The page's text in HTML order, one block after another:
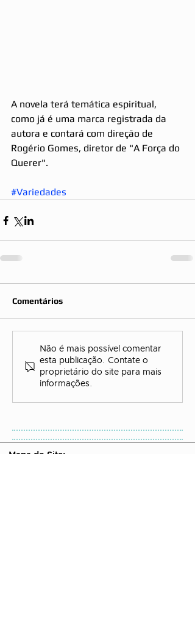
A novela terá temática espiritual,
como já é uma marca registrada da
autora e contará com direção de
Rogério Gomes, diretor de "A Força do
Querer".
#Variedades
Comentários
Não é mais possível comentar
esta publicação. Contate o
proprietário do site para mais
informações.
Mapa do Site: